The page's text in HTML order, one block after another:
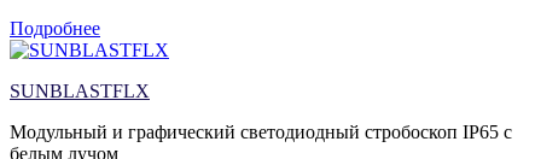
Подробнее
SUNBLASTFLX
Модульный и графический светодиодный стробоскоп IP65 с
белым лучом